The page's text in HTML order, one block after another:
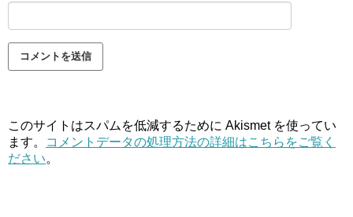
このサイトはスパムを低減するために Akismet を使ってい
ます。
コメントデータの処理方法の詳細はこちらをご覧く
ださい。